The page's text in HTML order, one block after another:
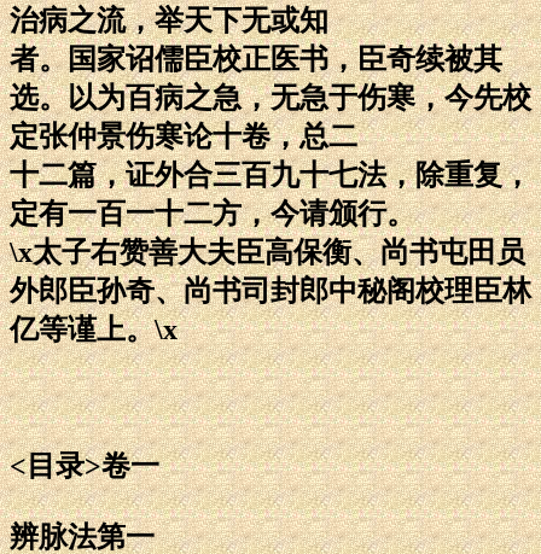
治病之流，举天下无或知
者。国家诏儒臣校正医书，臣奇续被其
选。以为百病之急，无急于伤寒，今先校
定张仲景伤寒论十卷，总二
十二篇，证外合三百九十七法，除重复，
定有一百一十二方，今请颁行。
\x太子右赞善大夫臣高保衡、尚书屯田员
外郎臣孙奇、尚书司封郎中秘阁校理臣林
亿等谨上。\x
<目录>卷一
辨脉法第一